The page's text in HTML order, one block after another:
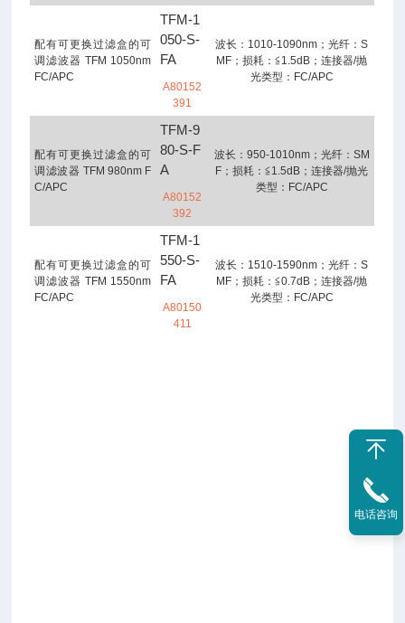
配有可更换过滤盒的可
调滤波器 TFM 1050nm
FC/APC
TFM-1
050-S-
FA
A80152
391
波长：1010-1090nm；光纤：S
MF；损耗：≦1.5dB；连接器/抛
光类型：FC/APC
配有可更换过滤盒的可
调滤波器 TFM 980nm F
C/APC
TFM-9
80-S-F
A
A80152
392
波长：950-1010nm；光纤：SM
F；损耗：≦1.5dB；连接器/抛光
类型：FC/APC
配有可更换过滤盒的可
调滤波器 TFM 1550nm
FC/APC
TFM-1
550-S-
FA
A80150
411
波长：1510-1590nm；光纤：S
MF；损耗：≦0.7dB；连接器/抛
光类型：FC/APC
电话咨询